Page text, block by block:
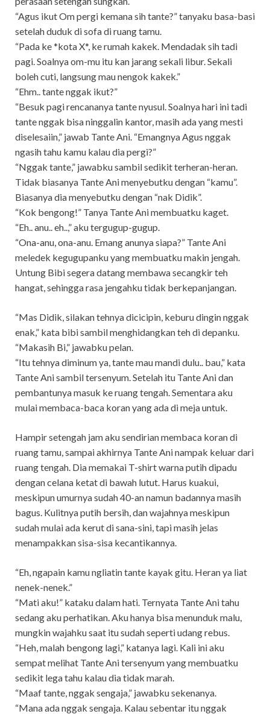
“Agus ikut Om pergi kemana sih tante?” tanyaku basa-basi
setelah duduk di sofa di ruang tamu.
“Pada ke *kota X*, ke rumah kakek. Mendadak sih tadi
pagi. Soalnya om-mu itu kan jarang sekali libur. Sekali
boleh cuti, langsung mau nengok kakek.”
“Ehm.. tante nggak ikut?”
“Besuk pagi rencananya tante nyusul. Soalnya hari ini tadi
tante nggak bisa ninggalin kantor, masih ada yang mesti
diselesaiin,” jawab Tante Ani. “Emangnya Agus nggak
ngasih tahu kamu kalau dia pergi?”
“Nggak tante,” jawabku sambil sedikit terheran-heran.
Tidak biasanya Tante Ani menyebutku dengan “kamu”.
Biasanya dia menyebutku dengan “nak Didik”.
“Kok bengong!” Tanya Tante Ani membuatku kaget.
“Eh.. anu.. eh..,” aku tergugup-gugup.
“Ona-anu, ona-anu. Emang anunya siapa?” Tante Ani
meledek kegugupanku yang membuatku makin jengah.
Untung Bibi segera datang membawa secangkir teh
hangat, sehingga rasa jengahku tidak berkepanjangan.
“Mas Didik, silakan tehnya dicicipin, keburu dingin nggak
enak,” kata bibi sambil menghidangkan teh di depanku.
“Makasih Bi,” jawabku pelan.
“Itu tehnya diminum ya, tante mau mandi dulu.. bau,” kata
Tante Ani sambil tersenyum. Setelah itu Tante Ani dan
pembantunya masuk ke ruang tengah. Sementara aku
mulai membaca-baca koran yang ada di meja untuk.
Hampir setengah jam aku sendirian membaca koran di
ruang tamu, sampai akhirnya Tante Ani nampak keluar dari
ruang tengah. Dia memakai T-shirt warna putih dipadu
dengan celana ketat di bawah lutut. Harus kuakui,
meskipun umurnya sudah 40-an namun badannya masih
bagus. Kulitnya putih bersih, dan wajahnya meskipun
sudah mulai ada kerut di sana-sini, tapi masih jelas
menampakkan sisa-sisa kecantikannya.
“Eh, ngapain kamu ngliatin tante kayak gitu. Heran ya liat
nenek-nenek.”
“Mati aku!” kataku dalam hati. Ternyata Tante Ani tahu
sedang aku perhatikan. Aku hanya bisa menunduk malu,
mungkin wajahku saat itu sudah seperti udang rebus.
“Heh, malah bengong lagi,” katanya lagi. Kali ini aku
sempat melihat Tante Ani tersenyum yang membuatku
sedikit lega tahu kalau dia tidak marah.
“Maaf tante, nggak sengaja,” jawabku sekenanya.
“Mana ada nggak sengaja. Kalau sebentar itu nggak